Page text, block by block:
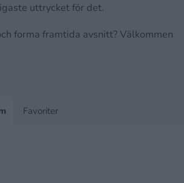
uttrycket för det.
forma framtida avsnitt? Välkommen
Favoriter